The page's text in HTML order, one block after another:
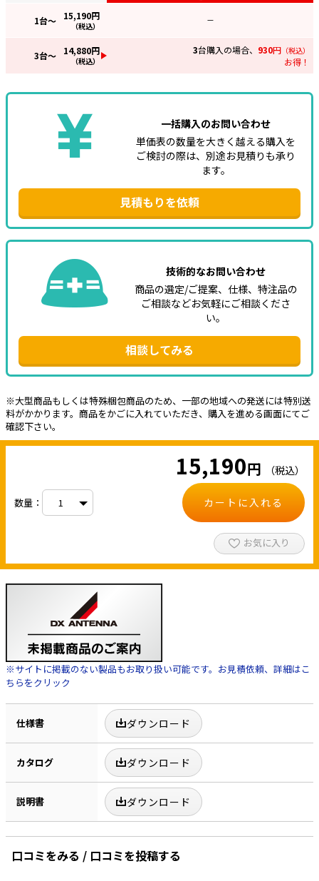
1台～ 15,190円
（税込）
—
3台～ 14,880円
（税込）
3台購入の場合、 930円 （税込）
お得！
一括購入のお問い合わせ
単価表の数量を大きく越える購入を
ご検討の際は、別途お見積りも承り
ます。
見積もりを依頼
技術的なお問い合わせ
商品の選定/ご提案、仕様、特注品の
ご相談などお気軽にご相談くださ
い。
相談してみる
※大型商品もしくは特殊梱包商品のため、一部の地域への発送には特別送
料がかかります。商品をかごに入れていただき、購入を進める画面にてご
確認下さい。
15,190円 （税込）
数量： カートに入れる
お気に入り
※サイトに掲載のない製品もお取り扱い可能です。お見積依頼、詳細はこ
ちらをクリック
仕様書 ダウンロード
カタログ ダウンロード
説明書 ダウンロード
口コミをみる / 口コミを投稿する